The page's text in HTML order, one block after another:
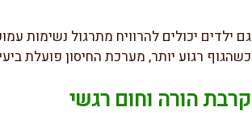
גם ילדים יכולים להרוויח מתרגול נשימות
כשהגוף רגוע יותר, מערכת החיסון פועלת
קרבת הורה וחום רגשי